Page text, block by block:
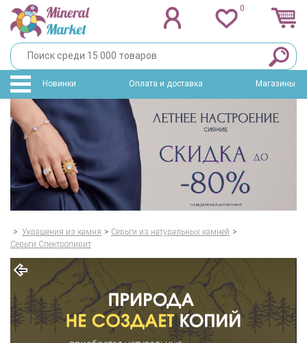
0
Новинки Оплата и доставка Магазины
> Украшения из камня > Серьги из натуральных камней >
Серьги Спектропирит